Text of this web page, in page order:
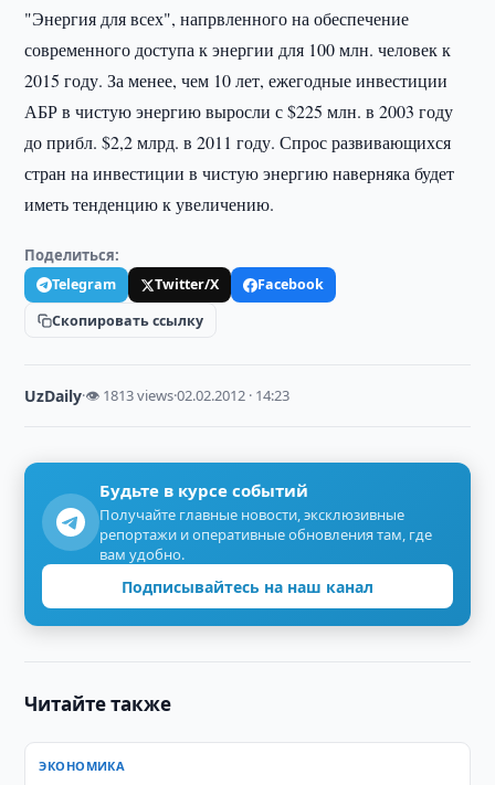
"Энергия для всех", напрвленного на обеспечение
современного доступа к энергии для 100 млн. человек к
2015 году. За менее, чем 10 лет, ежегодные инвестиции
АБР в чистую энергию выросли с $225 млн. в 2003 году
до прибл. $2,2 млрд. в 2011 году. Спрос развивающихся
стран на инвестиции в чистую энергию наверняка будет
иметь тенденцию к увеличению.
Поделиться:
Telegram Twitter/X
Facebook
Скопировать ссылку
UzDaily·👁 1813 views·02.02.2012 · 14:23
Будьте в курсе событий
Получайте главные новости, эксклюзивные
репортажи и оперативные обновления там, где
вам удобно.
Подписывайтесь на наш канал
Читайте также
ЭКОНОМИКА